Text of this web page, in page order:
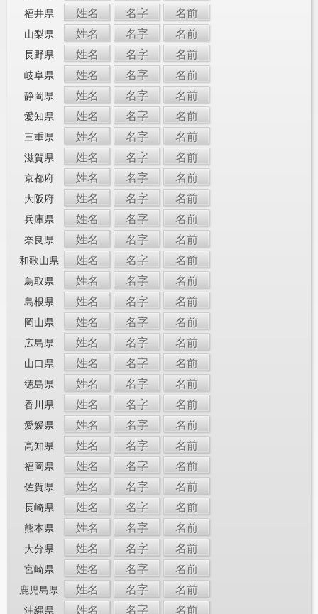
福井県 姓名 名字 名前
山梨県 姓名 名字 名前
長野県 姓名 名字 名前
岐阜県 姓名 名字 名前
静岡県 姓名 名字 名前
愛知県 姓名 名字 名前
三重県 姓名 名字 名前
滋賀県 姓名 名字 名前
京都府 姓名 名字 名前
大阪府 姓名 名字 名前
兵庫県 姓名 名字 名前
奈良県 姓名 名字 名前
和歌山県 姓名 名字 名前
鳥取県 姓名 名字 名前
島根県 姓名 名字 名前
岡山県 姓名 名字 名前
広島県 姓名 名字 名前
山口県 姓名 名字 名前
徳島県 姓名 名字 名前
香川県 姓名 名字 名前
愛媛県 姓名 名字 名前
高知県 姓名 名字 名前
福岡県 姓名 名字 名前
佐賀県 姓名 名字 名前
長崎県 姓名 名字 名前
熊本県 姓名 名字 名前
大分県 姓名 名字 名前
宮崎県 姓名 名字 名前
鹿児島県 姓名 名字 名前
沖縄県 姓名 名字 名前